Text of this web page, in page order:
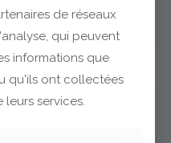
18 38
sa.fr
de réseaux
qui peuvent
informations que
qu'ils ont collectées
services.